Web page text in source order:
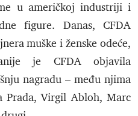
u američkoj industriji i
figure. Danas, CFDA
muške i ženske odeće,
je CFDA objavila
nagradu – među njima
Virgil Abloh, Marc